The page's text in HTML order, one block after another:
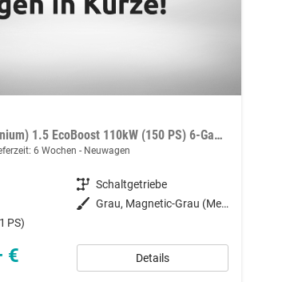
Titanium (Titanium) 1.5 EcoBoost 110kW (150 PS) 6-Gang Schaltgetriebe
6 Wochen Neuwagen
Getriebe Schaltgetriebe
Außenfarbe
Grau, Magnetic-Grau (Metallic) (PN4DQ0)
PS)
€ Details